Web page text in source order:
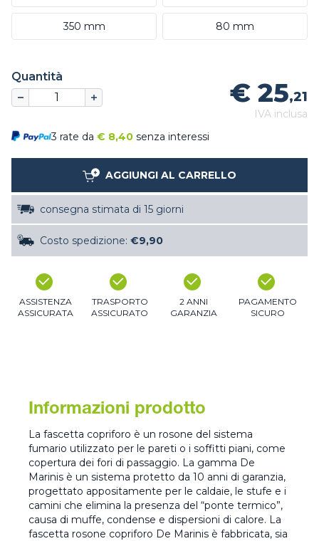
350 mm 80 mm
Quantità
€ 25,21
IVA inclusa
3 rate da € 8,40 senza interessi
AGGIUNGI AL CARRELLO
consegna stimata di 15 giorni
Costo spedizione: €9,90
ASSISTENZA
ASSICURATA
TRASPORTO
ASSICURATO
2 ANNI
GARANZIA
PAGAMENTO
SICURO
Informazioni prodotto
La fascetta copriforo è un rosone del sistema
fumario utilizzato per le pareti o i soffitti piani, come
copertura dei fori di passaggio. La gamma De
Marinis è un sistema protetto da 10 anni di garanzia,
progettato appositamente per le caldaie, le stufe e i
camini che elimina la presenza del “ponte termico”,
causa di muffe, condense e dispersioni di calore. La
fascetta rosone copriforo De Marinis è fabbricata, sia